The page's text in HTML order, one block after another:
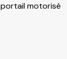
portail motorisé